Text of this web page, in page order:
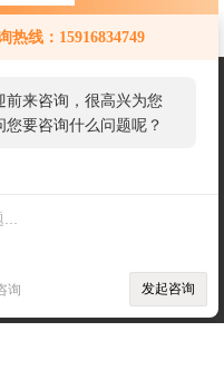
热线：15916834749
前来咨询，很高兴为您
您要咨询什么问题呢？
询 发起咨询